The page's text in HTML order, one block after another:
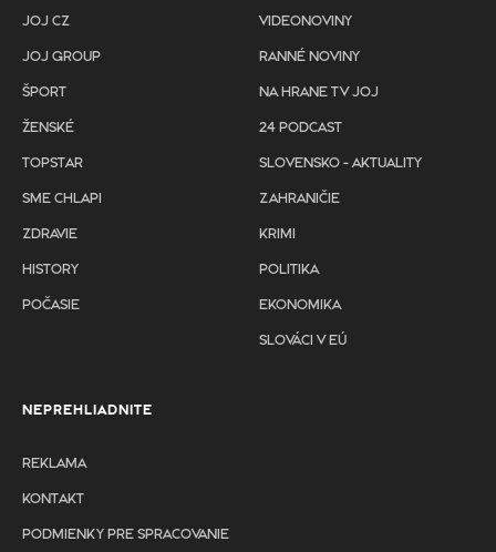
JOJ CZ
JOJ GROUP
ŠPORT
ŽENSKÉ
TOPSTAR
SME CHLAPI
ZDRAVIE
HISTORY
POČASIE
VIDEONOVINY
RANNÉ NOVINY
NA HRANE TV JOJ
24 PODCAST
SLOVENSKO - AKTUALITY
ZAHRANIČIE
KRIMI
POLITIKA
EKONOMIKA
SLOVÁCI V EÚ
NEPREHLIADNITE
REKLAMA
KONTAKT
PODMIENKY PRE SPRACOVANIE